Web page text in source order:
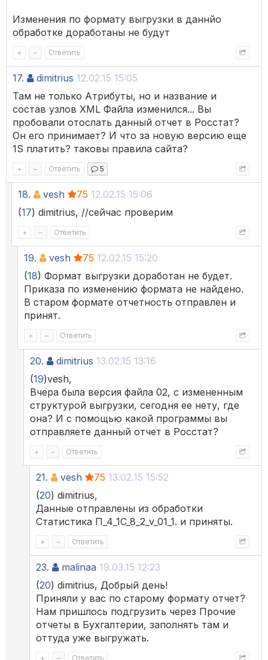
Изменения по формату выгрузки в даннйо
обработке доработаны не будут
+ – Ответить
17. dimitrius 12.02.15 15:05
Там не только Атрибуты, но и название и
состав узлов XML Файла изменился... Вы
пробовали отослать данный отчет в Росстат?
Он его принимает? И что за новую версию еще
1S платить? таковы правила сайта?
+ – Ответить 5
18. vesh 75 12.02.15 15:06
(17) dimitrius, //сейчас проверим
+ – Ответить
19. vesh 75 12.02.15 15:20
(18) Формат выгрузки доработан не будет.
Приказа по изменению формата не найдено.
В старом формате отчетность отправлен и
принят.
+ – Ответить
20. dimitrius 13.02.15 13:16
(19)vesh,
Вчера была версия файла 02, с измененным
структурой выгрузки, сегодня ее нету, где
она? И с помощью какой программы вы
отправляете данный отчет в Росстат?
+ – Ответить
21. vesh 75 13.02.15 15:52
(20) dimitrius,
Данные отправлены из обработки
Статистика П_4_1C_8_2_v_01_1. и приняты.
+ – Ответить
23. malinaa 19.03.15 12:23
(20) dimitrius, Добрый день!
Приняли у вас по старому формату отчет?
Нам пришлось подгрузить через Прочие
отчеты в Бухгалтерии, заполнять там и
оттуда уже выгружать.
+ – Ответить